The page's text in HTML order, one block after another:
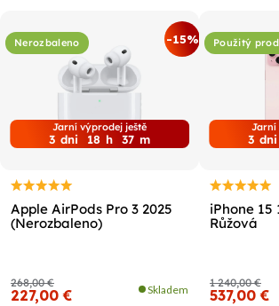
Nerozbaleno -15%
Jarní výprodej ještě
3 dni 18 h 37 m
Apple AirPods Pro 3 2025
(Nerozbaleno)
268,00 €
227,00 € Skladem
Použitý
Jarní
3 dni
iPhone 15
Růžová
1 240,00 €
537,00 €